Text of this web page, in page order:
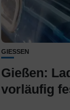
GIESSEN
Gießen:
vorläufig